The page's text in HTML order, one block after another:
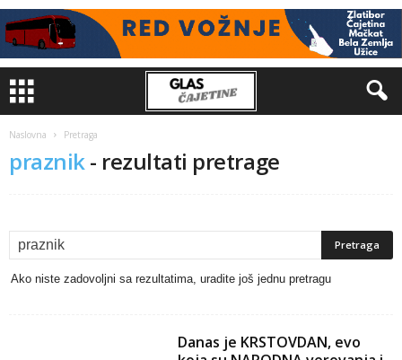
Naslovna Pretraga
praznik- rezultati pretrage
Ako niste zadovoljni sa rezultatima, uradite još jednu pretragu
Danas je KRSTOVDAN, evo